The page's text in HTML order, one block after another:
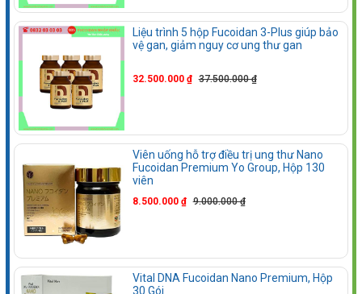
Liệu trình 5 hộp Fucoidan 3-Plus giúp bảo
vệ gan, giảm nguy cơ ung thư gan
32.500.000 ₫ 37.500.000 ₫
Viên uống hỗ trợ điều trị ung thư Nano
Fucoidan Premium Yo Group, Hộp 130
viên
8.500.000 ₫ 9.000.000 ₫
Vital DNA Fucoidan Nano Premium, Hộp
30 Gói